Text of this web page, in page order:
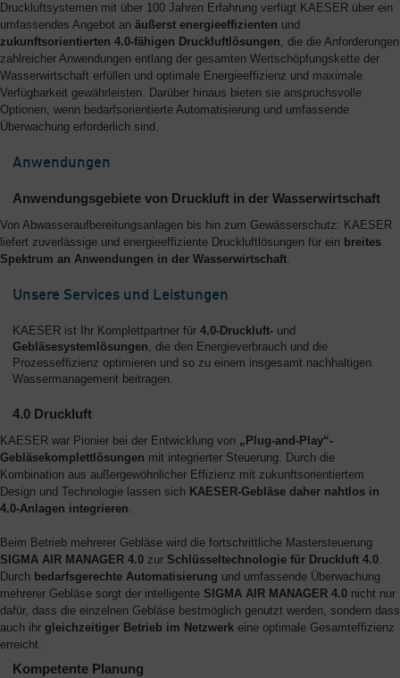
Druckluftsystemen mit über 100 Jahren Erfahrung verfügt KAESER über ein
umfassendes Angebot an äußerst energieeffizienten und
zukunftsorientierten 4.0-fähigen Druckluftlösungen, die die Anforderungen
zahlreicher Anwendungen entlang der gesamten Wertschöpfungskette der
Wasserwirtschaft erfüllen und optimale Energieeffizienz und maximale
Verfügbarkeit gewährleisten. Darüber hinaus bieten sie anspruchsvolle
Optionen, wenn bedarfsorientierte Automatisierung und umfassende
Überwachung erforderlich sind.
Anwendungen
Anwendungsgebiete von Druckluft in der Wasserwirtschaft
Von Abwasseraufbereitungsanlagen bis hin zum Gewässerschutz: KAESER
liefert zuverlässige und energieeffiziente Druckluftlösungen für ein breites
Spektrum an Anwendungen in der Wasserwirtschaft.
Unsere Services und Leistungen
KAESER ist Ihr Komplettpartner für 4.0-Druckluft- und
Gebläsesystemlösungen, die den Energieverbrauch und die
Prozesseffizienz optimieren und so zu einem insgesamt nachhaltigen
Wassermanagement beitragen.
4.0 Druckluft
KAESER war Pionier bei der Entwicklung von „Plug-and-Play“-
Gebläsekomplettlösungen mit integrierter Steuerung. Durch die
Kombination aus außergewöhnlicher Effizienz mit zukunftsorientiertem
Design und Technologie lassen sich KAESER-Gebläse daher nahtlos in
4.0-Anlagen integrieren.
Beim Betrieb mehrerer Gebläse wird die fortschrittliche Mastersteuerung
SIGMA AIR MANAGER 4.0 zur Schlüsseltechnologie für Druckluft 4.0.
Durch bedarfsgerechte Automatisierung und umfassende Überwachung
mehrerer Gebläse sorgt der intelligente SIGMA AIR MANAGER 4.0 nicht nur
dafür, dass die einzelnen Gebläse bestmöglich genutzt werden, sondern dass
auch ihr gleichzeitiger Betrieb im Netzwerk eine optimale Gesamteffizienz
erreicht.
Kompetente Planung